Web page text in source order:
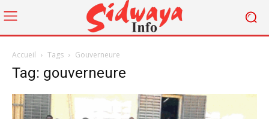
Accueil Tags Gouverneure
Tag: gouverneure